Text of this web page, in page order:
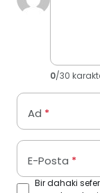
0/30
Ad *
E-Posta *
Bir dahaki